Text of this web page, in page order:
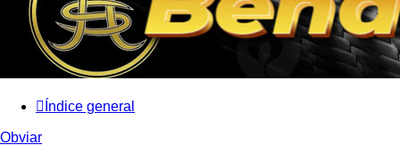
Índice general
Obviar